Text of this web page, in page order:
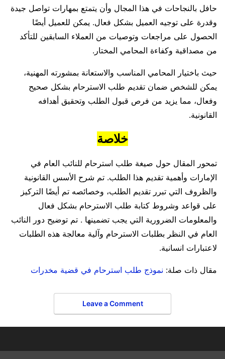
حافل بالنجاحات في هذا المجال وأن يتمتع بمهارات تواصل جيدة
وقدرة على توجيه العميل بشكل فعال. يمكن للعميل أيضًا
الحصول على مراجعات وتوصيات من العملاء السابقين للتأكد
من مصداقية وكفاءة المحامي المختار.
حيث باختيار المحامي المناسب والاستعانة بمشورته المهنية،
يمكن للشخص ضمان تقديم طلب الاسترحام بشكل صحيح
وفعال، مما يزيد من فرص قبول الطلب وتحقيق أهدافه
القانونية.
خلاصة
تمحور المقال حول صيغة طلب استرحام للنائب العام في
الإمارات وأهمية تقديم هذا الطلب. تم شرح الأسس القانونية
والظروف التي تبرر تقديم الطلب، وخصائصه تم أيضًا التركيز
على قواعد وشروط كتابة طلب الاسترحام بشكل فعال
والمعلومات الضرورية التي يجب تضمينها . تم توضيح دور النائب
العام في النظر بطلبات الاسترحام وآلية معالجة هذه الطلبات
لاعتبارات انسانية.
مقال ذات صلة: نموذج طلب استرحام في قضية مخدرات
Leave a Comment